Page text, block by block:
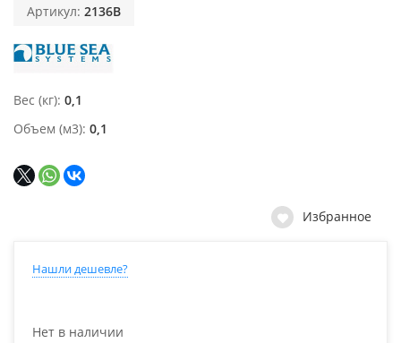
Артикул: 2136B
Вес (кг) 0,1
Объем (м3) 0,1
Избранное
Нашли дешевле?
Нет в наличии